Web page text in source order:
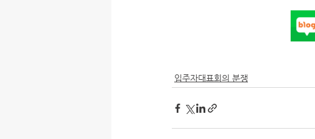
입주자대표회의 분쟁